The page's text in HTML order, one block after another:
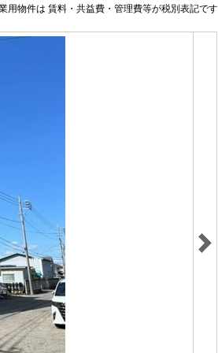
用物件は 賃料・共益費・管理費等が税別表記です